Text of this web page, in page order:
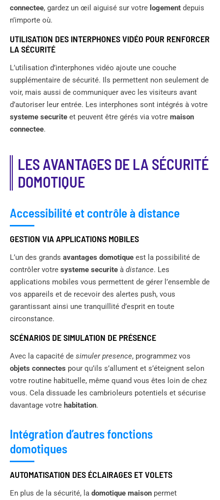
connectee, gardez un œil aiguisé sur votre logement depuis
n’importe où.
UTILISATION DES INTERPHONES VIDÉO POUR RENFORCER
LA SÉCURITÉ
L’utilisation d’interphones vidéo ajoute une couche
supplémentaire de sécurité. Ils permettent non seulement de
voir, mais aussi de communiquer avec les visiteurs avant
d’autoriser leur entrée. Les interphones sont intégrés à votre
systeme securite et peuvent être gérés via votre maison
connectee.
LES AVANTAGES DE LA SÉCURITÉ
DOMOTIQUE
Accessibilité et contrôle à distance
GESTION VIA APPLICATIONS MOBILES
L’un des grands avantages domotique est la possibilité de
contrôler votre systeme securite à distance. Les
applications mobiles vous permettent de gérer l’ensemble de
vos appareils et de recevoir des alertes push, vous
garantissant ainsi une tranquillité d’esprit en toute
circonstance.
SCÉNARIOS DE SIMULATION DE PRÉSENCE
Avec la capacité de simuler presence, programmez vos
objets connectes pour qu’ils s’allument et s’éteignent selon
votre routine habituelle, même quand vous êtes loin de chez
vous. Cela dissuade les cambrioleurs potentiels et sécurise
davantage votre habitation.
Intégration d’autres fonctions
domotiques
AUTOMATISATION DES ÉCLAIRAGES ET VOLETS
En plus de la sécurité, la domotique maison permet